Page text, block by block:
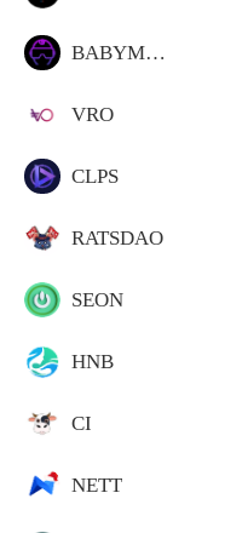
BABYMETA
VRO
CLPS
RATSDAO
SEON
HNB
CI
NETT